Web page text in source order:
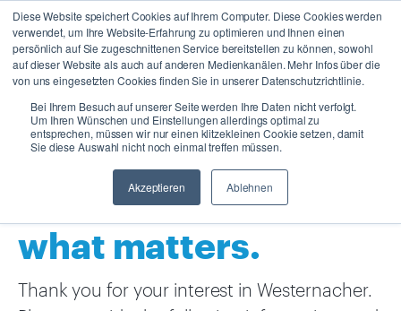
Diese Website speichert Cookies auf Ihrem Computer. Diese Cookies werden
verwendet, um Ihre Website-Erfahrung zu optimieren und Ihnen einen
persönlich auf Sie zugeschnittenen Service bereitstellen zu können, sowohl
auf dieser Website als auch auf anderen Medienkanälen. Mehr Infos über die
von uns eingesetzten Cookies finden Sie in unserer Datenschutzrichtlinie.
Bei Ihrem Besuch auf unserer Seite werden Ihre Daten nicht verfolgt.
Um Ihren Wünschen und Einstellungen allerdings optimal zu
entsprechen, müssen wir nur einen klitzekleinen Cookie setzen, damit
Sie diese Auswahl nicht noch einmal treffen müssen.
Akzeptieren Ablehnen
Contact
Drive towards
what matters.
Thank you for your interest in Westernacher.